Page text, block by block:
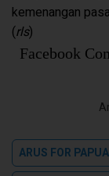
kemenangan
(rls)
Facebook
ARUS FOR